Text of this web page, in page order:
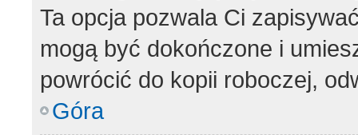
Ta opcja pozwala Ci
mogą być dokończone i
powrócić do kopii roboczej,
Góra